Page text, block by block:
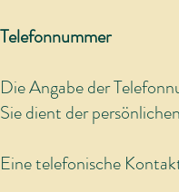
Telefonnummer
Die Angabe der
Sie dient der
Eine telefonische